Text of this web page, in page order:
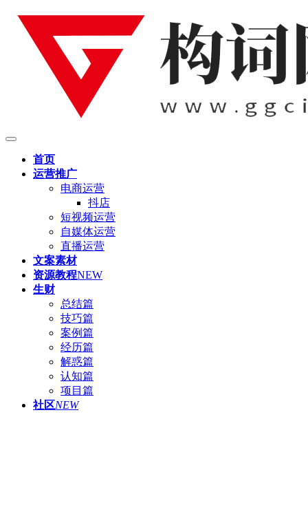
首页
运营推广
电商运营
抖店
短视频运营
自媒体运营
直播运营
文案素材
资源教程NEW
生财
总结篇
技巧篇
案例篇
经历篇
解惑篇
认知篇
项目篇
社区NEW